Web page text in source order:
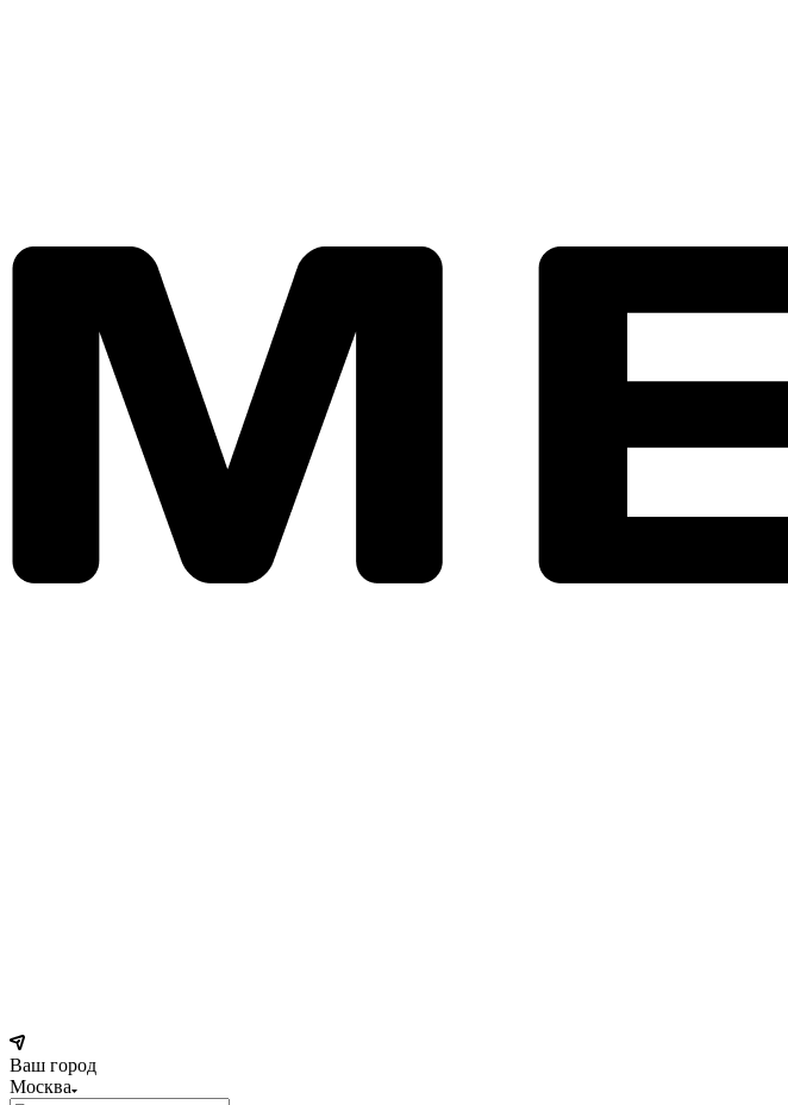
Ваш город
Москва